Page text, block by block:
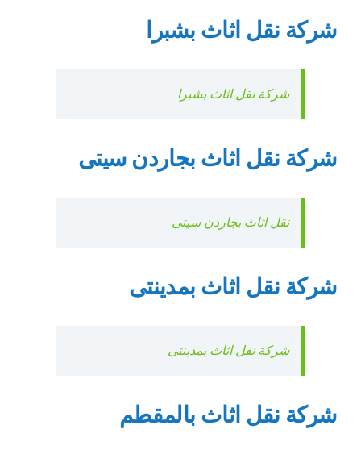
شركة نقل اثاث بشبرا
شركة نقل اثاث بشبرا
شركة نقل اثاث بجاردن سيتى
نقل اثاث بجاردن سيتى
شركة نقل اثاث بمدينتى
شركة نقل اثاث بمدينتى
شركة نقل اثاث بالمقطم